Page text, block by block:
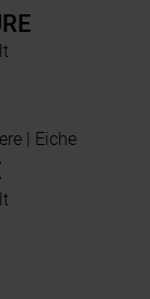
Echtholz Furniere | Eiche